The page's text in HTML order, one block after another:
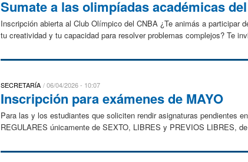
Sumate a las olimpíadas académicas
Inscripción abierta al Club Olímpico del CNBA ¿Te animás a participar
tu creatividad y tu capacidad para resolver problemas complejos? Te
SECRETARÍA 06/04/2026 - 10:07
Inscripción para exámenes de MAYO
Para las y los estudiantes que soliciten rendir asignaturas pendientes
REGULARES únicamente de SEXTO, LIBRES y PREVIOS LIBRES,